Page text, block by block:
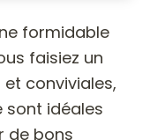
formidable
faisiez un
conviviales,
sont idéales
de bons